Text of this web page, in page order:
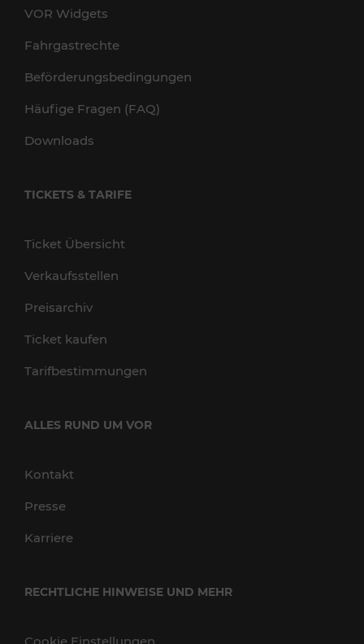
VOR Widgets
Fahrgastrechte
Beförderungsbedingungen
Häufige Fragen (FAQ)
Downloads
TICKETS & TARIFE
Ticket Übersicht
Verkaufsstellen
Preisarchiv
Ticket kaufen
Tarifbestimmungen
ALLES RUND UM VOR
Kontakt
Presse
Karriere
RECHTLICHE HINWEISE UND MEHR